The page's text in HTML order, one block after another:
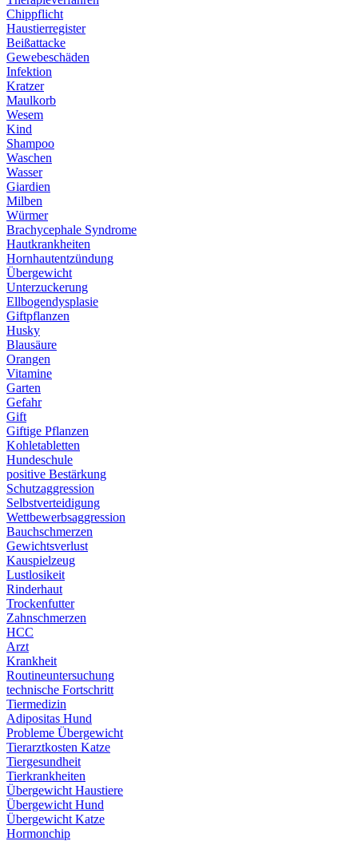
Chippflicht
Haustierregister
Beißattacke
Gewebeschäden
Infektion
Kratzer
Maulkorb
Wesem
Kind
Shampoo
Waschen
Wasser
Giardien
Milben
Würmer
Brachycephale Syndrome
Hautkrankheiten
Hornhautentzündung
Übergewicht
Unterzuckerung
Ellbogendysplasie
Giftpflanzen
Husky
Blausäure
Orangen
Vitamine
Garten
Gefahr
Gift
Giftige Pflanzen
Kohletabletten
Hundeschule
positive Bestärkung
Schutzaggression
Selbstverteidigung
Wettbewerbsaggression
Bauchschmerzen
Gewichtsverlust
Kauspielzeug
Lustlosikeit
Rinderhaut
Trockenfutter
Zahnschmerzen
HCC
Arzt
Krankheit
Routineuntersuchung
technische Fortschritt
Tiermedizin
Adipositas Hund
Probleme Übergewicht
Tierarztkosten Katze
Tiergesundheit
Tierkrankheiten
Übergewicht Haustiere
Übergewicht Hund
Übergewicht Katze
Hormonchip